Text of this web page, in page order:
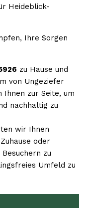
Heideblick-
Ihre Sorgen
zu Hause und
von Ungeziefer
Ihnen zur Seite, um
nachhaltig zu
wir Ihnen
oder
zu
Umfeld zu